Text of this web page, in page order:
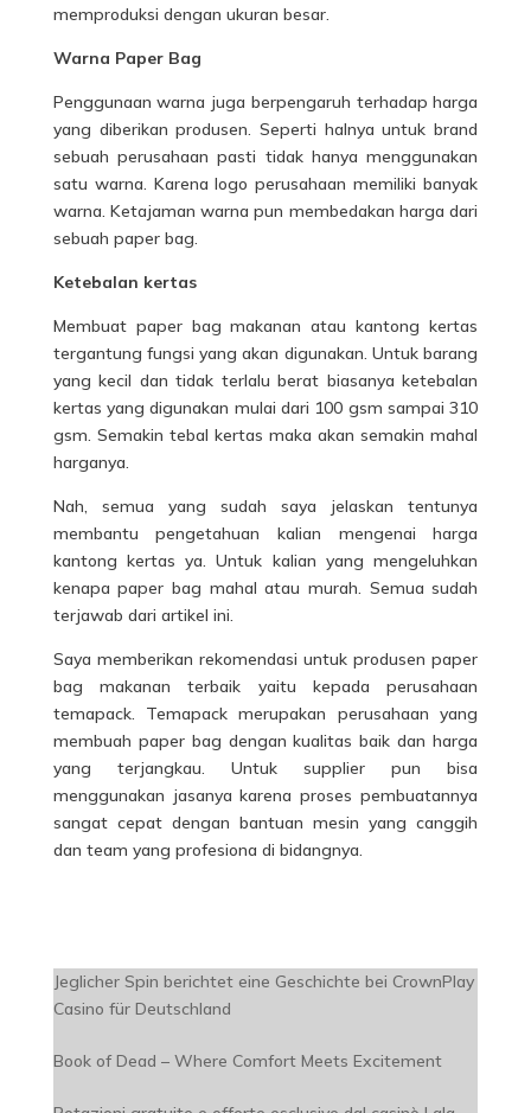
memproduksi dengan ukuran besar.
Warna Paper Bag
Penggunaan warna juga berpengaruh terhadap harga
yang diberikan produsen. Seperti halnya untuk brand
sebuah perusahaan pasti tidak hanya menggunakan
satu warna. Karena logo perusahaan memiliki banyak
warna. Ketajaman warna pun membedakan harga dari
sebuah paper bag.
Ketebalan kertas
Membuat paper bag makanan atau kantong kertas
tergantung fungsi yang akan digunakan. Untuk barang
yang kecil dan tidak terlalu berat biasanya ketebalan
kertas yang digunakan mulai dari 100 gsm sampai 310
gsm. Semakin tebal kertas maka akan semakin mahal
harganya.
Nah, semua yang sudah saya jelaskan tentunya
membantu pengetahuan kalian mengenai harga
kantong kertas ya. Untuk kalian yang mengeluhkan
kenapa paper bag mahal atau murah. Semua sudah
terjawab dari artikel ini.
Saya memberikan rekomendasi untuk produsen paper
bag makanan terbaik yaitu kepada perusahaan
temapack. Temapack merupakan perusahaan yang
membuah paper bag dengan kualitas baik dan harga
yang terjangkau. Untuk supplier pun bisa
menggunakan jasanya karena proses pembuatannya
sangat cepat dengan bantuan mesin yang canggih
dan team yang profesiona di bidangnya.
Jeglicher Spin berichtet eine Geschichte bei CrownPlay
Casino für Deutschland
Book of Dead – Where Comfort Meets Excitement